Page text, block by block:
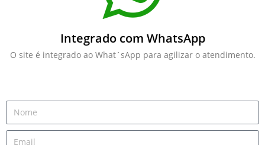
Integrado com WhatsApp
O site é integrado ao What´sApp para agilizar o atendimento.